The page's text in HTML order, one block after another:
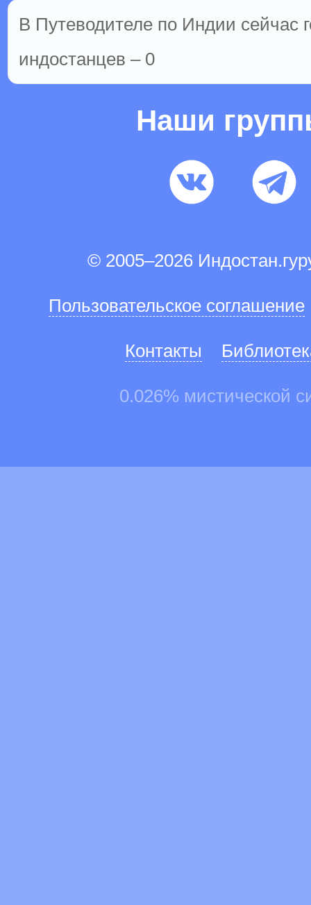
В Путеводителе по Индии сейчас
индостанцев – 0
Наши
© 2005–2026
Пользовательское соглашение
Контакты
0.026% мистической